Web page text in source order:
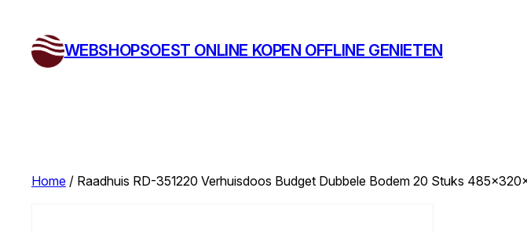
WEBSHOPSOEST ONLINE KOPEN OFFLINE GENIETEN
Home / Raadhuis RD-351220 Verhuisdoos Budget Dubbele Bodem 20 Stuks